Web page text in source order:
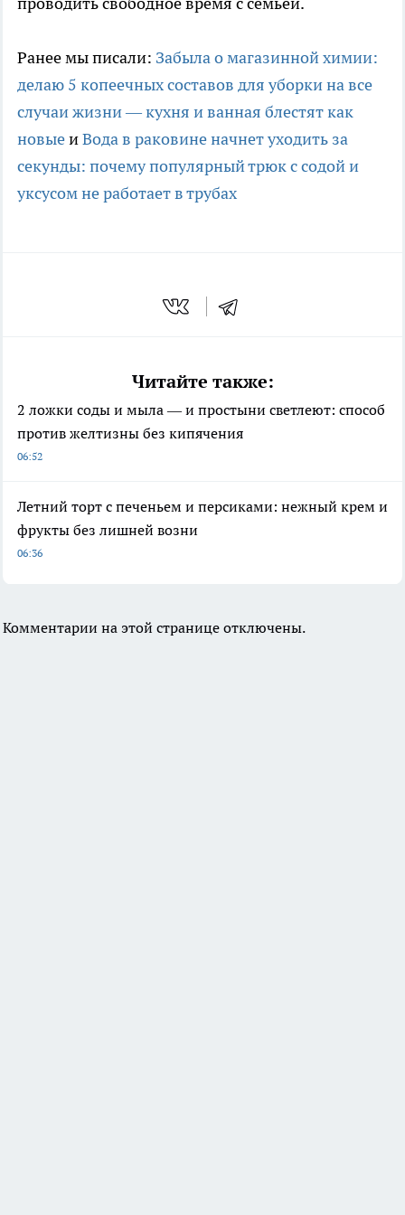
Ранее мы писали: Забыла о магазинной химии:
делаю 5 копеечных составов для уборки на все
случаи жизни — кухня и ванная блестят как
новыеиВода в раковине начнет уходить за
секунды: почему популярный трюк с содой и
уксусом не работает в трубах
Читайте также:
2 ложки соды и мыла — и простыни светлеют: способ
против желтизны без кипячения
06:52
Летний торт с печеньем и персиками: нежный крем и
фрукты без лишней возни
06:36
Комментарии на этой странице отключены.